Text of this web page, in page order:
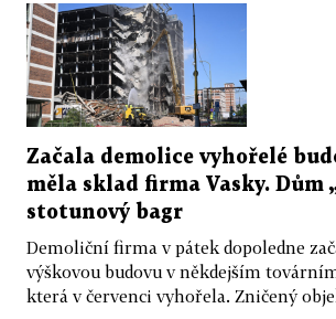
Začala demolice vyhořelé
měla sklad firma Vasky. Dům
stotunový bagr
Demoliční firma v pátek dopoledne
výškovou budovu v někdejším
která v červenci vyhořela. Zničený